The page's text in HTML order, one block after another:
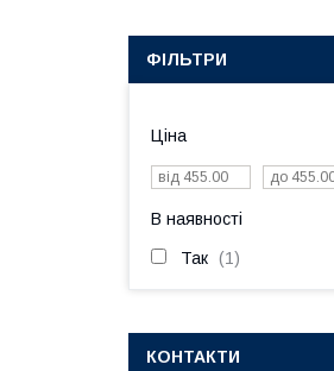
ФІЛЬТРИ
Ціна
В наявності
Так 1
КОНТАКТИ